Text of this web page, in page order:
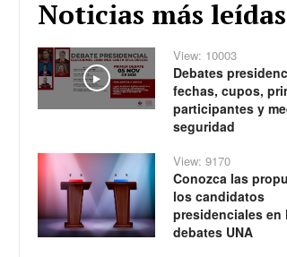
Noticias más leídas
Play
View: 10003
Debates
fechas, cupos,
participantes y
seguridad
View: 9170
Conozca las
los candidatos
presidenciales en
debates UNA